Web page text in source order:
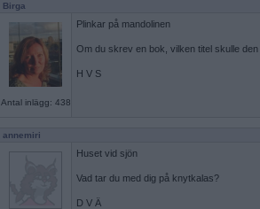
Birga
Antal inlägg: 438
Plinkar på mandolinen
Om du skrev en bok, vilken titel skulle den
H V S
annemiri
Huset vid sjön
Vad tar du med dig på knytkalas?
D V Ä